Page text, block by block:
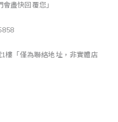
盡快回覆您」
樓「僅為聯絡地址，非實體店